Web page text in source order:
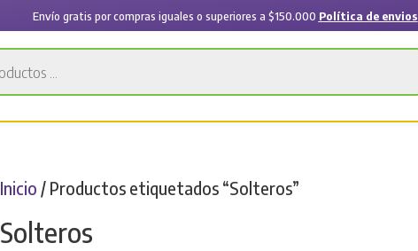
Envío gratis por compras iguales o superiores a $150.000 Política de envios
Inicio / Productos etiquetados “Solteros”
Solteros